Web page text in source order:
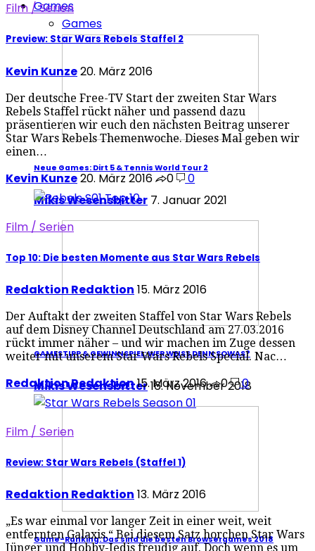
Games
Games
Neue Games: Dirt 5 & Tennis World Tour 2
Mikis Wesensbitter 7. Januar 2021
GAMESTIPP & GEWINNSPIEL: WER WEISS DENN SOWAS?
Mikis Wesensbitter16. November 2018
Game-Ranking: Das sind die besten Browsergames 2018
Film / Serien
Preview: Star Wars Rebels Staffel 2
Kevin Kunze20. März 2016
Der deutsche Free-TV Start der zweiten Star Wars
Rebels Staffel rückt näher und passend dazu
präsentieren wir euch den nächsten Beitrag unserer
Star Wars Rebels Themenwoche. Dieses Mal geben wir
einen…
Kevin Kunze20. März 2016 0 0
Film / Serien
Top 10: Die besten Momente aus Star Wars Rebels
Redaktion Redaktion 15. März 2016
Der Auftakt der zweiten Staffel von Star Wars Rebels
auf dem Disney Channel Deutschland am 27.03.2016
rückt immer näher – und wir machen im Zuge dessen
weiter mit unserem Star Wars Rebels Special. Nac…
Redaktion Redaktion15. März 2016 0 0
Film / Serien
Review: Star Wars Rebels (Staffel 1)
Redaktion Redaktion 13. März 2016
„Es war einmal vor langer Zeit in einer weit, weit
entfernten Galaxis.“ Bei diesem Satz horchen Star Wars
Jünger und Hobby-Jedis freudig auf. Doch wenn es um